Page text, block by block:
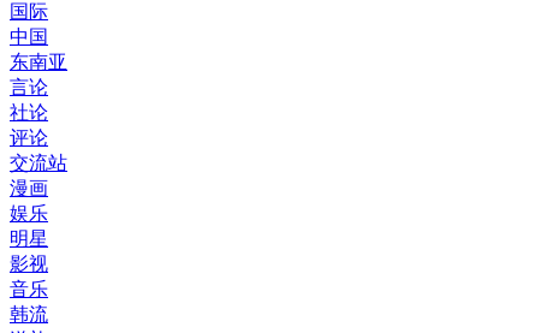
国际
中国
东南亚
言论
社论
评论
交流站
漫画
娱乐
明星
影视
音乐
韩流